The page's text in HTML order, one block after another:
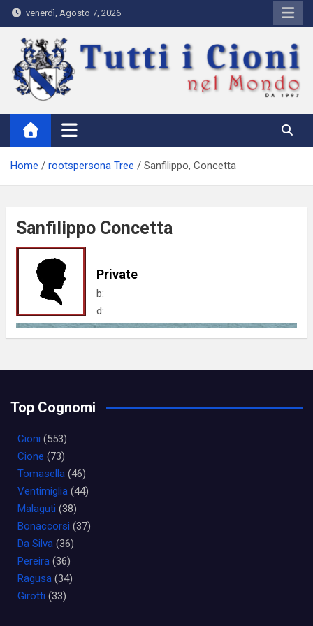
Skip
to
content
venerdì, Agosto 7, 2026
Tutti i Cioni nel Mondo
Where Cioni`s come from
Home rootspersona Tree Sanfilippo, Concetta
Sanfilippo Concetta
Private
b:
d:
Top Cognomi
Cioni (553)
Cione (73)
Tomasella (46)
Ventimiglia (44)
Malaguti (38)
Bonaccorsi (37)
Da Silva (36)
Pereira (36)
Ragusa (34)
Girotti (33)